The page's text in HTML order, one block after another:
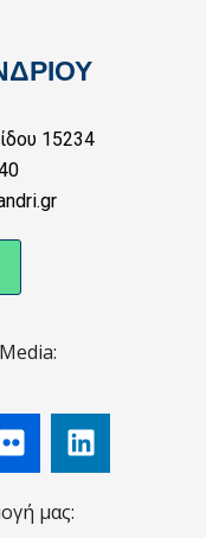
15234
μας: